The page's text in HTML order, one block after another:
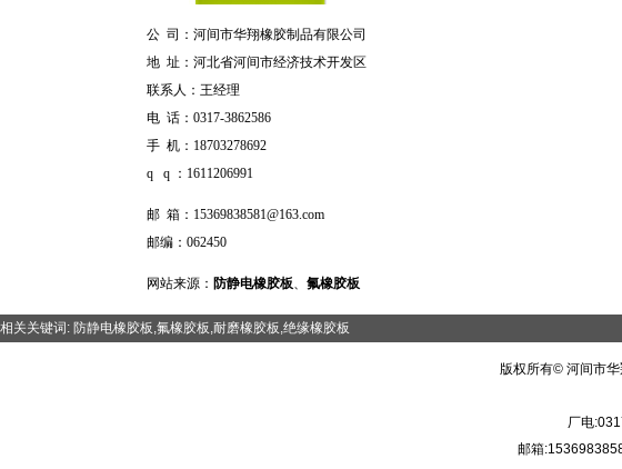
公 司：河间市华翔橡胶制品有限公司
地 址：河北省河间市经济技术开发区
联系人：王经理
电 话：0317-3862586
手 机： 18703278692
q q ：1611206991
邮 箱： 15369838581@163.com
邮编：062450
网站来源： 防静电橡胶板、 氟橡胶板
相关关键词: 防静电橡胶板,氟橡胶板,耐磨橡胶板,绝缘橡胶板
版权所有© 河间市
厂电:
邮箱: